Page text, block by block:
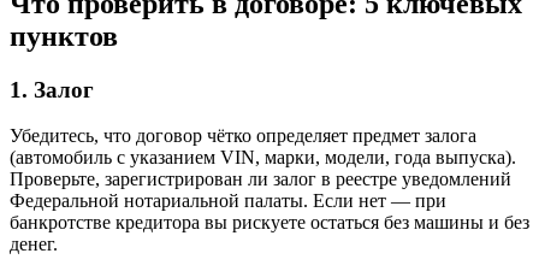
пунктов
1. Залог
Убедитесь, что договор чётко определяет предмет залога
(автомобиль с указанием VIN, марки, модели, года выпуска).
Проверьте, зарегистрирован ли залог в реестре уведомлений
Федеральной нотариальной палаты. Если нет — при
банкротстве кредитора вы рискуете остаться без машины и без
денег.